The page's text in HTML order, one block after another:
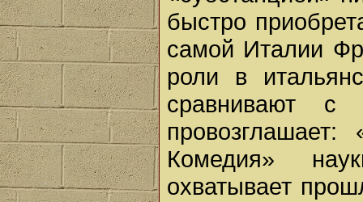
быстро
самой Италии
роли в
сравнивают с
Комедия»
охватывает